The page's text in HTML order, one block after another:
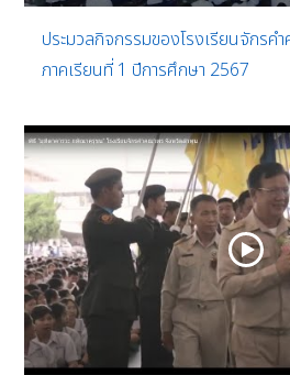
ประมวลกิจกรรมของโรงเรียนจักร
ภาคเรียนที่ 1 ปีการศึกษา 2567